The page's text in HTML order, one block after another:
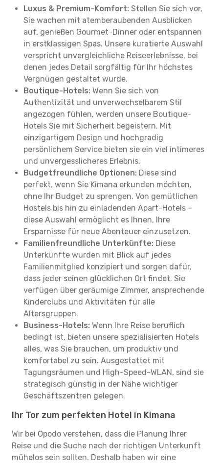
Luxus & Premium-Komfort: Stellen Sie sich vor,
Sie wachen mit atemberaubenden Ausblicken
auf, genießen Gourmet-Dinner oder entspannen
in erstklassigen Spas. Unsere kuratierte Auswahl
verspricht unvergleichliche Reiseerlebnisse, bei
denen jedes Detail sorgfältig für Ihr höchstes
Vergnügen gestaltet wurde.
Boutique-Hotels: Wenn Sie sich von
Authentizität und unverwechselbarem Stil
angezogen fühlen, werden unsere Boutique-
Hotels Sie mit Sicherheit begeistern. Mit
einzigartigem Design und hochgradig
persönlichem Service bieten sie ein viel intimeres
und unvergesslicheres Erlebnis.
Budgetfreundliche Optionen: Diese sind
perfekt, wenn Sie Kimana erkunden möchten,
ohne Ihr Budget zu sprengen. Von gemütlichen
Hostels bis hin zu einladenden Apart-Hotels –
diese Auswahl ermöglicht es Ihnen, Ihre
Ersparnisse für neue Abenteuer einzusetzen.
Familienfreundliche Unterkünfte: Diese
Unterkünfte wurden mit Blick auf jedes
Familienmitglied konzipiert und sorgen dafür,
dass jeder seinen glücklichen Ort findet. Sie
verfügen über geräumige Zimmer, ansprechende
Kinderclubs und Aktivitäten für alle
Altersgruppen.
Business-Hotels: Wenn Ihre Reise beruflich
bedingt ist, bieten unsere spezialisierten Hotels
alles, was Sie brauchen, um produktiv und
komfortabel zu sein. Ausgestattet mit
Tagungsräumen und High-Speed-WLAN, sind sie
strategisch günstig in der Nähe wichtiger
Geschäftszentren gelegen.
Ihr Tor zum perfekten Hotel in Kimana
Wir bei Opodo verstehen, dass die Planung Ihrer
Reise und die Suche nach der richtigen Unterkunft
mühelos sein sollten. Deshalb haben wir eine